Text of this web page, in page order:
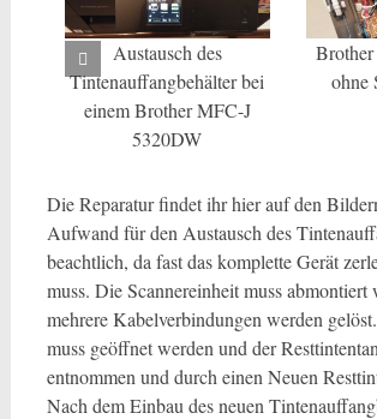
Austausch des
Tintenauffangbehälter bei
einem Brother MFC-J
5320DW
ohne
Die Reparatur findet ihr hier auf den
Aufwand für den Austausch des
beachtlich, da fast das komplette Gerät
muss. Die Scannereinheit muss abmontiert
mehrere Kabelverbindungen werden
muss geöffnet werden und der
entnommen und durch einen Neuen
Nach dem Einbau des neuen